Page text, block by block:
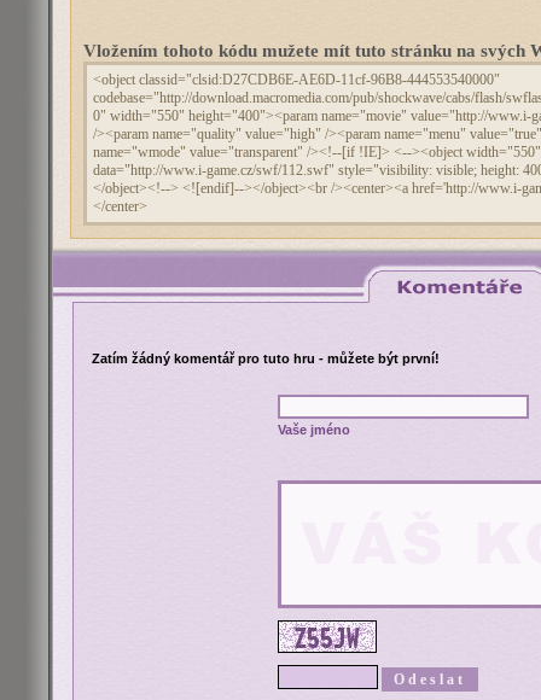
Vložením tohoto kódu mužete mít tuto stránku na svých
Zatím žádný komentář pro tuto hru - můžete být první!
Vaše jméno